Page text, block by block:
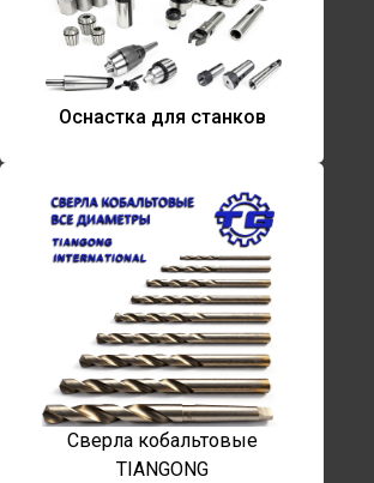
Оснастка для станков
Сверла кобальтовые
TIANGONG